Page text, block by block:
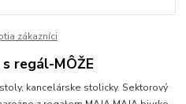
zákazníci
regál-MÔŽE
kancelárske stolicky. Sektorový